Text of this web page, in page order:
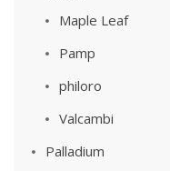
Maple Leaf
Pamp
philoro
Valcambi
Palladium